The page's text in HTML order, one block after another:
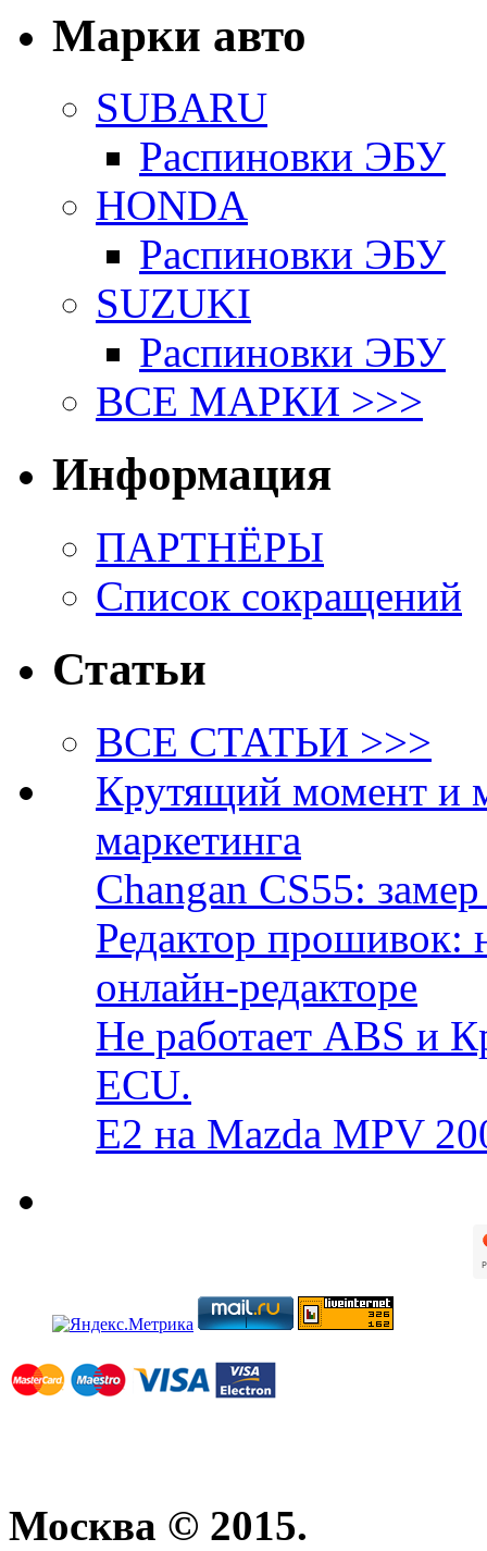
Марки авто
SUBARU
Распиновки ЭБУ
HONDA
Распиновки ЭБУ
SUZUKI
Распиновки ЭБУ
ВСЕ МАРКИ >>>
Информация
ПАРТНЁРЫ
Список сокращений
Статьи
ВСЕ СТАТЬИ >>>
Крутящий момент и
маркетинга
Changan CS55:
Редактор прошивок:
онлайн-редакторе
Не работает ABS и
ECU.
E2 на Mazda MPV
Москва © 2015.